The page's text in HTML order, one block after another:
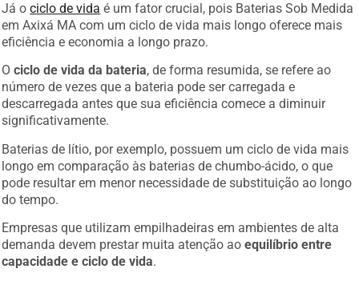
Já ociclo de vida é um fator crucial, pois Baterias Sob Medida
em Axixá MA com um ciclo de vida mais longo oferece mais
eficiência e economia a longo prazo.
Ociclo de vida da bateria, de forma resumida, se refere ao
número de vezes que a bateria pode ser carregada e
descarregada antes que sua eficiência comece a diminuir
significativamente.
Baterias de lítio, por exemplo, possuem um ciclo de vida mais
longo em comparação às baterias de chumbo-ácido, o que
pode resultar em menor necessidade de substituição ao longo
do tempo.
Empresas que utilizam empilhadeiras em ambientes de alta
demanda devem prestar muita atenção aoequilíbrio entre
capacidade e ciclo de vida.